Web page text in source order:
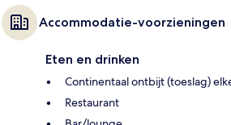
Accommodatie-voorzieningen
Eten en drinken
Continentaal ontbijt (toeslag)
Restaurant